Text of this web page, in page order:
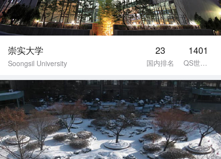
崇实大学
Soongsil University
1401
QS世界排名
23
国内排名